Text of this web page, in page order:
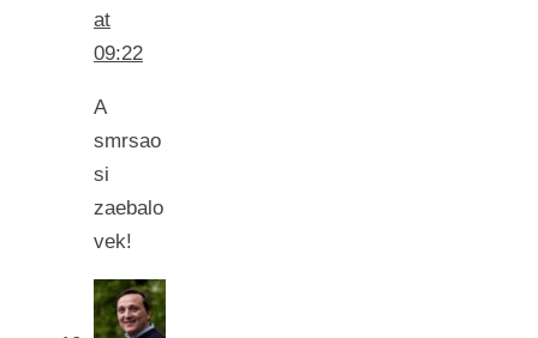
at
09:22
A
smrsao
si
zaebalo
vek!